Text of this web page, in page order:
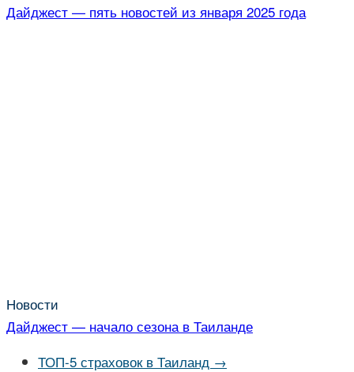
Дайджест — пять новостей из января 2025 года
Новости
Дайджест — начало сезона в Таиланде
ТОП-5 страховок в Таиланд →